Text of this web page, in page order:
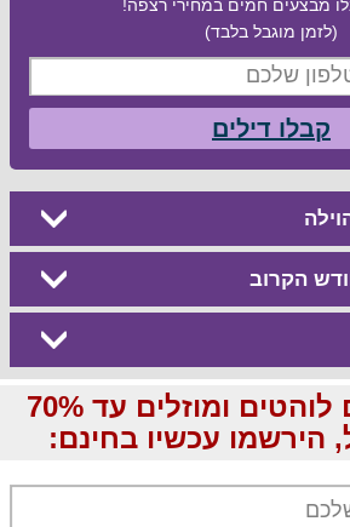
מבצעים חמים במחירי רצפה!
(לזמן מוגבל בלבד)
קבלו דילים
הקרוב
קבלו מבצעים לוהטים ומוזלים עד 70%
הירשמו עכשיו בחינם: